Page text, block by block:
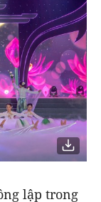
lập trong